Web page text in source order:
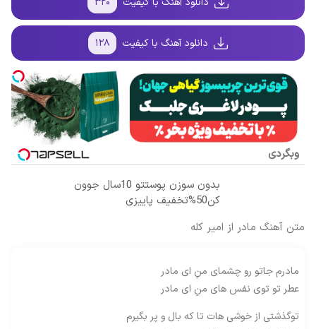
دانلود آهنگ با کیفیت ۱۲۸
وبگردی
بدون سوزن پوستتو 10سال جوون
کن50%تخفیف پاییزی
متن آهنگ مادر از امیر کله
مادرم جاتو رو چشمای منِ ای مادر
عطر تو توی نفس های منِ ای مادر
تو‌گذشتی از خوشی هات تا که بال و پر بگیرم